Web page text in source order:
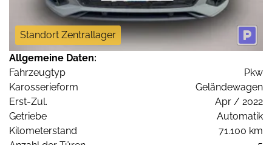
Standort Zentrallager
Allgemeine Daten:
Fahrzeugtyp
Pkw
Karosserieform
Geländewagen
Erst-Zul.
Apr / 2022
Getriebe
Automatik
Kilometerstand
71.100 km